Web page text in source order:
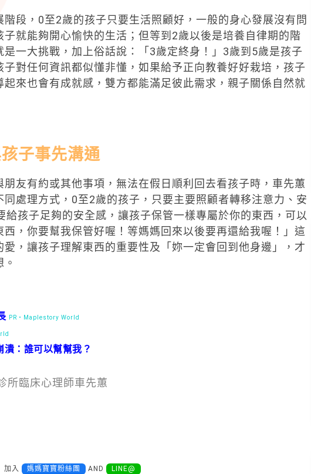
段，0至2歲的孩子只要生活照顧好，一般的身心發展沒有問
就能夠開心愉快的生活；但等到2歲以後是培養自律期的階
一大挑戰，加上俗話說：「3歲定終身！」3歲到5歲是孩子
對任何資訊都似懂非懂，如果給予正向教養好好栽培，孩子
來也會有成就感，雙方都能滿足彼此需求，親子關係自然就
子事先溝通
友有約或其他事項，無法在假日順利回去看孩子時，車先蕙
處理方式，0至2歲的孩子，只要主要照顧者轉移注意力、安
給孩子足夠的安全感，讓孩子保管一樣專屬於你的東西，可以
，你要幫我保管好喔！等媽媽回來以後要再還給我喔！」這
，讓孩子理解東西的重要性及「妳一定會回到他身邊」，才
PR・Maplestory World
：誰可以幫幫我？
臨床心理師車先蕙
加入 媽媽寶寶粉絲團 AND LINE@